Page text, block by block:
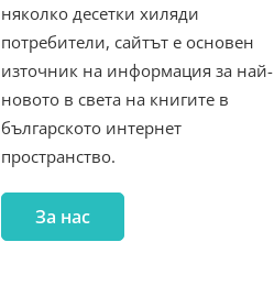
няколко десетки хиляди
потребители, сайтът е основен
източник на информация за най-
новото в света на книгите в
българското интернет
пространство.
За нас